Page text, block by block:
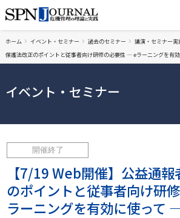
ホーム イベント・セミナー 過去のセミナー 講演・セミナー実
保護法改正のポイントと従事者向け研修の必要性 ― eラーニングを有
イベント・セミナー
開催終了
【7/19 Web開催】公益通
のポイントと従事者向け研
ラーニングを有効に使って